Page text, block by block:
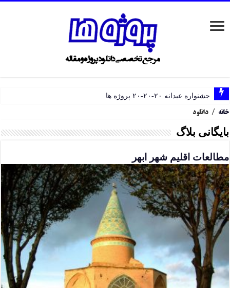
جشنواره عیدانه ۲۰-۲۰-۲۰ پروژه ها
خانه / دانلود
بایگانی بلاگ
مطالعات اقلیم شهر ابهر